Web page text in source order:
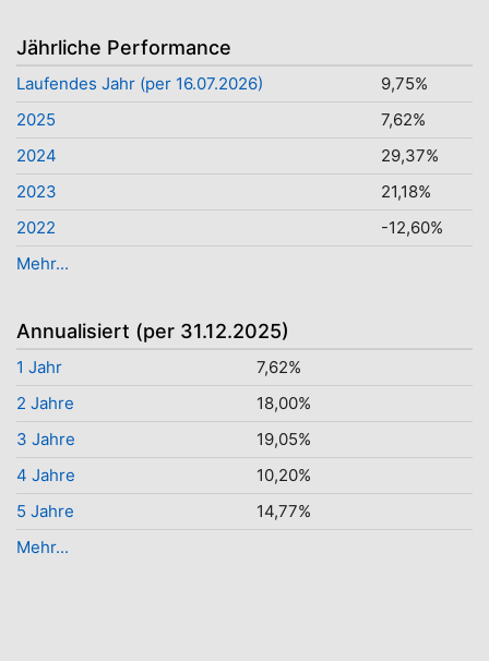
Jährliche Performance
Laufendes Jahr (per 16.07.2026)
9,75%
2025
7,62%
2024
29,37%
2023
21,18%
2022
-12,60%
Mehr...
Annualisiert (per 31.12.2025)
1 Jahr
7,62%
2 Jahre
18,00%
3 Jahre
19,05%
4 Jahre
10,20%
5 Jahre
14,77%
Mehr...